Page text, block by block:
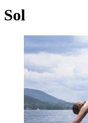
Sol